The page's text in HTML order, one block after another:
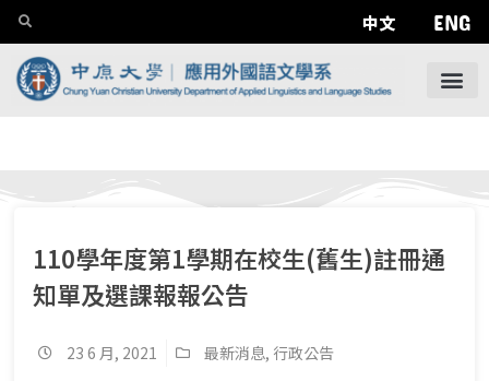
中文 ENG
110學年度第1學期在校生(舊生)註冊通
知單及選課報報公告
23 6 月, 2021 最新消息, 行政公告